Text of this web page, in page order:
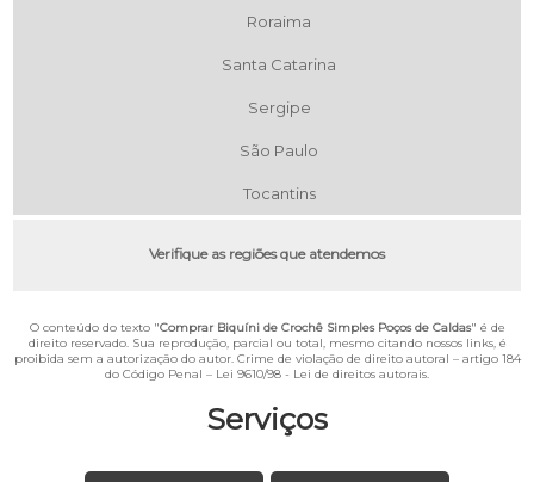
Serviços
Roraima
Santa Catarina
Sergipe
São Paulo
Tocantins
Verifique as regiões que atendemos
O conteúdo do texto "Comprar Biquíni de Crochê Simples Poços de Caldas" é de
direito reservado. Sua reprodução, parcial ou total, mesmo citando nossos links, é
proibida sem a autorização do autor. Crime de violação de direito autoral – artigo 184
do Código Penal – Lei 9610/98 - Lei de direitos autorais.